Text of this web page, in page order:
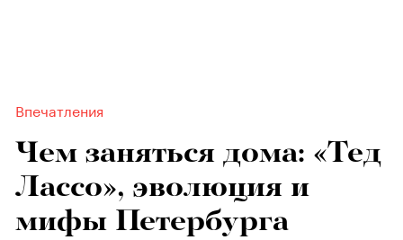
Впечатления
Чем заняться дома: «Тед
Лассо», эволюция и
мифы Петербурга